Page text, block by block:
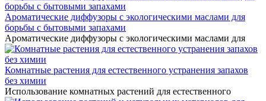
Ароматические диффузоры с экологическими маслами для
борьбы с бытовыми запахами
Ароматические диффузоры с экологическими маслами для
Комнатные растения для естественного устранения запахов
без химии
Использование комнатных растений для естественного